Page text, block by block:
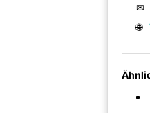
✉
🌐